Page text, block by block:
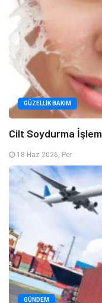
GÜZELLIK BAKIM
Cilt Soydurma
18 Haz 2026, Per
GÜNDEM